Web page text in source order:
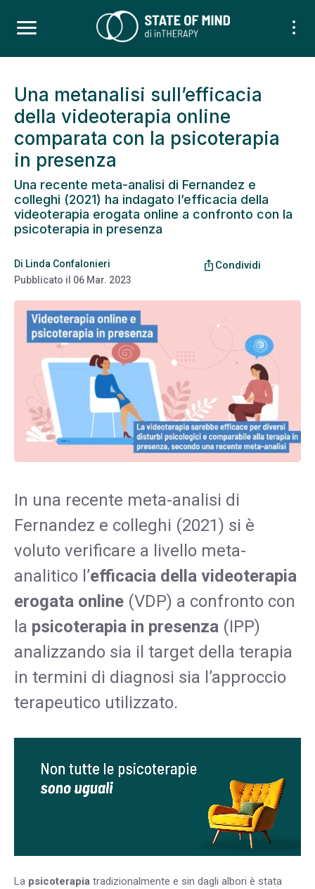
Una metanalisi sull’efficacia
della videoterapia online
comparata con la psicoterapia
in presenza
Una recente meta-analisi di Fernandez e
colleghi (2021) ha indagato l’efficacia della
videoterapia erogata online a confronto con la
psicoterapia in presenza
Di Linda Confalonieri
Pubblicato il 06 Mar. 2023
ios_share Condividi
In una recente meta-analisi di
Fernandez e colleghi (2021) si è
voluto verificare a livello meta-
analitico l’efficacia della videoterapia
erogata online (VDP) a confronto con
la psicoterapia in presenza (IPP)
analizzando sia il target della terapia
in termini di diagnosi sia l’approccio
terapeutico utilizzato.
La psicoterapia tradizionalmente e sin dagli albori è stata